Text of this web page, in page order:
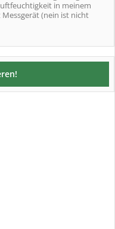
in meinem
(nein ist nicht